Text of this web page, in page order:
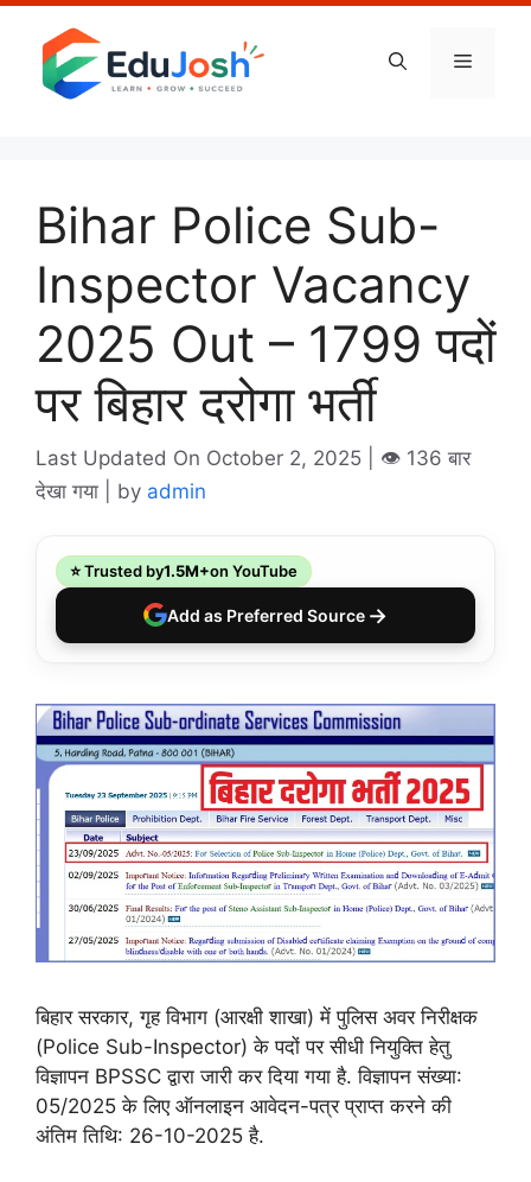
Skip
content
Menu
Bihar Police Sub-
Inspector Vacancy
2025 Out – 1799 पदों
पर बिहार दरोगा भर्ती
Last Updated On October 2, 2025 | 👁️ 136 बार
देखा गया |
by admin
⭐ Trusted by1.5M+on YouTube
Add as Preferred Source →
बिहार सरकार, गृह विभाग (आरक्षी शाखा) में पुलिस अवर निरीक्षक
(Police Sub-Inspector) के पदों पर सीधी नियुक्ति हेतु
विज्ञापन BPSSC द्वारा जारी कर दिया गया है. विज्ञापन संख्या:
05/2025 के लिए ऑनलाइन आवेदन-पत्र प्राप्त करने की
अंतिम तिथि: 26-10-2025 है.